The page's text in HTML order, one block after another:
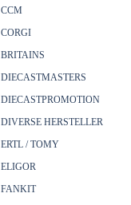
CCM
CORGI
BRITAINS
DIECASTMASTERS
DIECASTPROMOTION
DIVERSE HERSTELLER
ERTL / TOMY
ELIGOR
FANKIT